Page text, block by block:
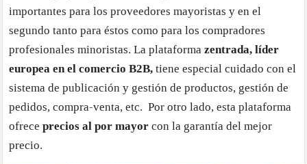
importantes para los proveedores mayoristas y en el
segundo tanto para éstos como para los compradores
profesionales minoristas. La plataforma zentrada, líder
europea en el comercio B2B, tiene especial cuidado con el
sistema de publicación y gestión de productos, gestión de
pedidos, compra-venta, etc. Por otro lado, esta plataforma
ofreceprecios al por mayor con la garantía del mejor
precio.